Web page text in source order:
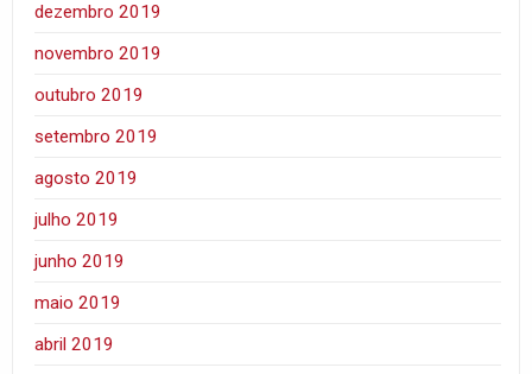
dezembro 2019
novembro 2019
outubro 2019
setembro 2019
agosto 2019
julho 2019
junho 2019
maio 2019
abril 2019